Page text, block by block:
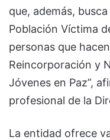
que, además,
Población Víctima
personas que
Reincorporación y
Jóvenes en Paz”,
profesional de la
La entidad ofrece